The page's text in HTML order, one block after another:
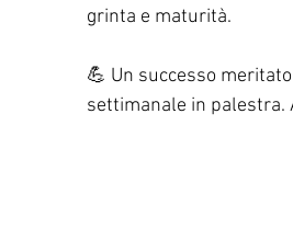
grinta e maturità.
💪 Un successo
settimanale in palestra.